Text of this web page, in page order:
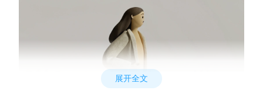
加入我们
展开全文